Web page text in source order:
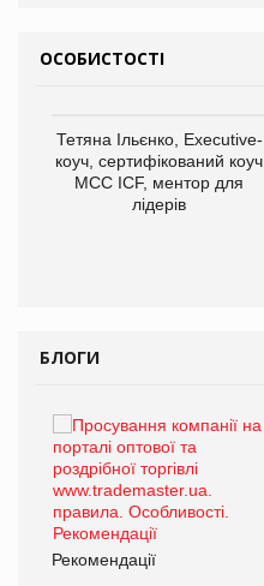
ОСОБИСТОСТІ
Тетяна Ільєнко, Executive-
коуч, сертифікований коуч
МСС ICF, ментор для
лідерів
БЛОГИ
Рекомендації